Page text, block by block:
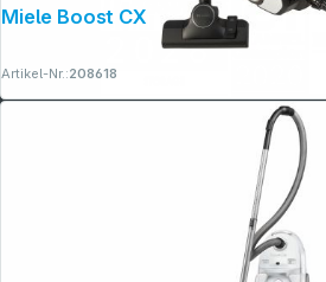
Miele Boost CX1 Parquett
Artikel-Nr.:208618